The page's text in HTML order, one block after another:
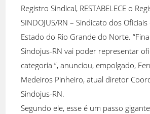
Registro Sindical, RESTABELECE o
SINDOJUS/RN – Sindicato dos
Estado do Rio Grande do Norte.
Sindojus-RN vai poder representar
categoria ”, anunciou, empolgado,
Medeiros Pinheiro, atual diretor
Sindojus-RN.
Segundo ele, esse é um passo